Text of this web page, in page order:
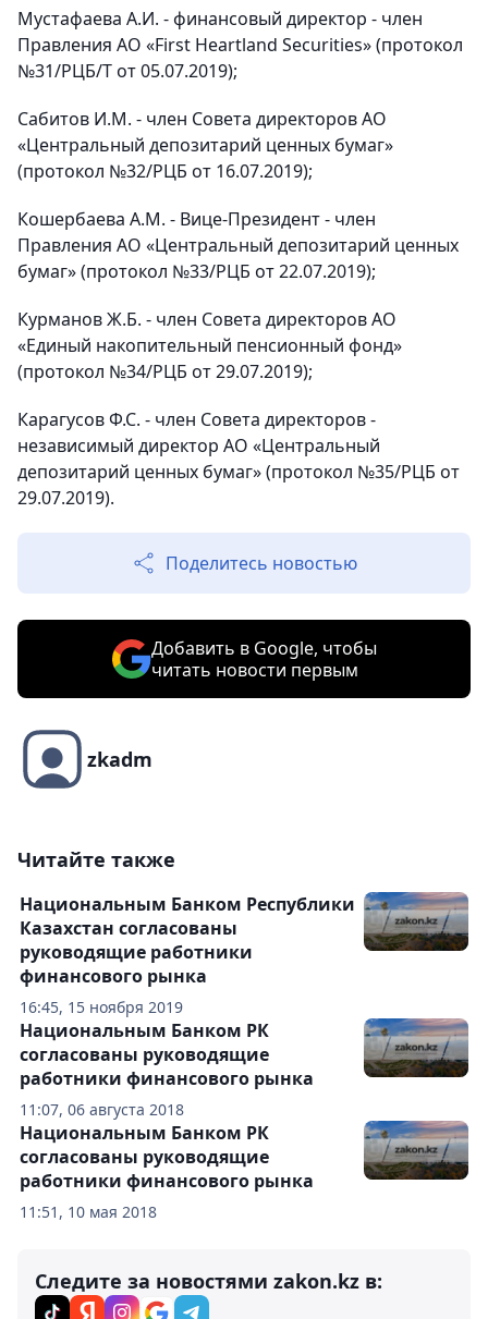
Мустафаева А.И. - финансовый директор - член
Правления АО «First Heartland Securities» (протокол
№31/РЦБ/Т от 05.07.2019);
Сабитов И.М. - член Совета директоров АО
«Центральный депозитарий ценных бумаг»
(протокол №32/РЦБ от 16.07.2019);
Кошербаева А.М. - Вице-Президент - член
Правления АО «Центральный депозитарий ценных
бумаг» (протокол №33/РЦБ от 22.07.2019);
Курманов Ж.Б. - член Совета директоров АО
«Единый накопительный пенсионный фонд»
(протокол №34/РЦБ от 29.07.2019);
Карагусов Ф.С. - член Совета директоров -
независимый директор АО «Центральный
депозитарий ценных бумаг» (протокол №35/РЦБ от
29.07.2019).
Поделитесь новостью
Добавить в Google, чтобы
читать новости первым
zkadm
Читайте также
16:45, 15 ноября 2019
Национальным Банком Республики
Казахстан согласованы
руководящие работники
финансового рынка
11:07, 06 августа 2018
Национальным Банком РК
согласованы руководящие
работники финансового рынка
11:51, 10 мая 2018
Национальным Банком РК
согласованы руководящие
работники финансового рынка
Следите за новостями zakon.kz в: